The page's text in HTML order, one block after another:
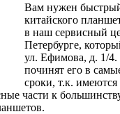
Вам нужен
китайского
в наш сервисный
Петербурге,
ул. Ефимова, д. 1/
починят его в
сроки, т.к. имеются
части к